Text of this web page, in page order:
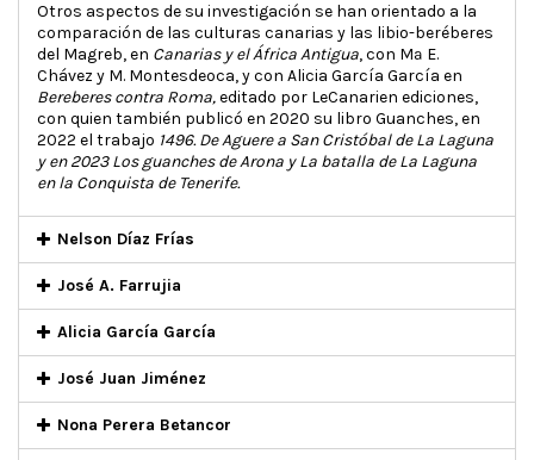
Otros aspectos de su investigación se han orientado a la
comparación de las culturas canarias y las libio-beréberes
del Magreb, en Canarias y el África Antigua, con Mª E.
Chávez y M. Montesdeoca, y con Alicia García García en
Bereberes contra Roma,editado por LeCanarien ediciones,
con quien también publicó en 2020 su libro Guanches, en
2022 el trabajo 1496. De Aguere a San Cristóbal de La Laguna
y en 2023 Los guanches de Arona y La batalla de La Laguna
en la Conquista de Tenerife.
Nelson Díaz Frías
José A. Farrujia
Alicia García García
José Juan Jiménez
Nona Perera Betancor